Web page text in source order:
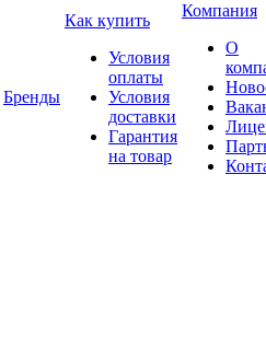
Бренды
Как купить
Условия
оплаты
Условия
доставки
Гарантия
на товар
Компания
О